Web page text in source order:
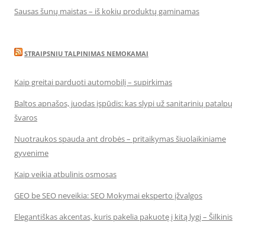
Sausas šunų maistas – iš kokių produktų gaminamas
STRAIPSNIU TALPINIMAS NEMOKAMAI
Kaip greitai parduoti automobilį – supirkimas
Baltos apnašos, juodas įspūdis: kas slypi už sanitarinių patalpų
švaros
Nuotraukos spauda ant drobės – pritaikymas šiuolaikiniame
gyvenime
Kaip veikia atbulinis osmosas
GEO be SEO neveikia: SEO Mokymai eksperto įžvalgos
Elegantiškas akcentas, kuris pakelia pakuotę į kitą lygį – Šilkinis